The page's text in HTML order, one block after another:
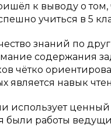
к выводу о том,
учиться в 5
знаний по
содержания
чётко
является навык
использует
работы